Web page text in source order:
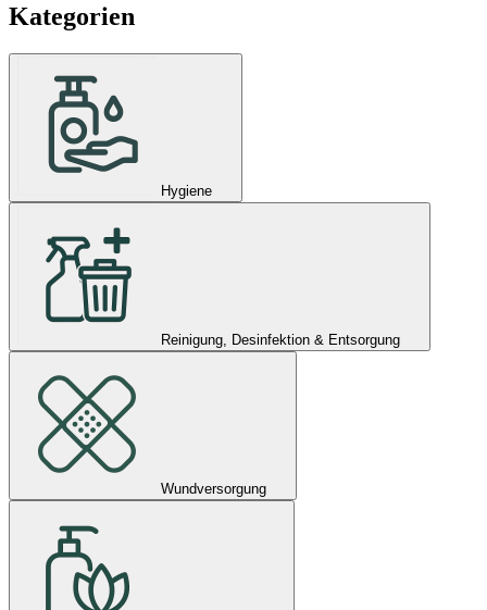
Kategorien
Hygiene
Reinigung, Desinfektion & Entsorgung
Wundversorgung